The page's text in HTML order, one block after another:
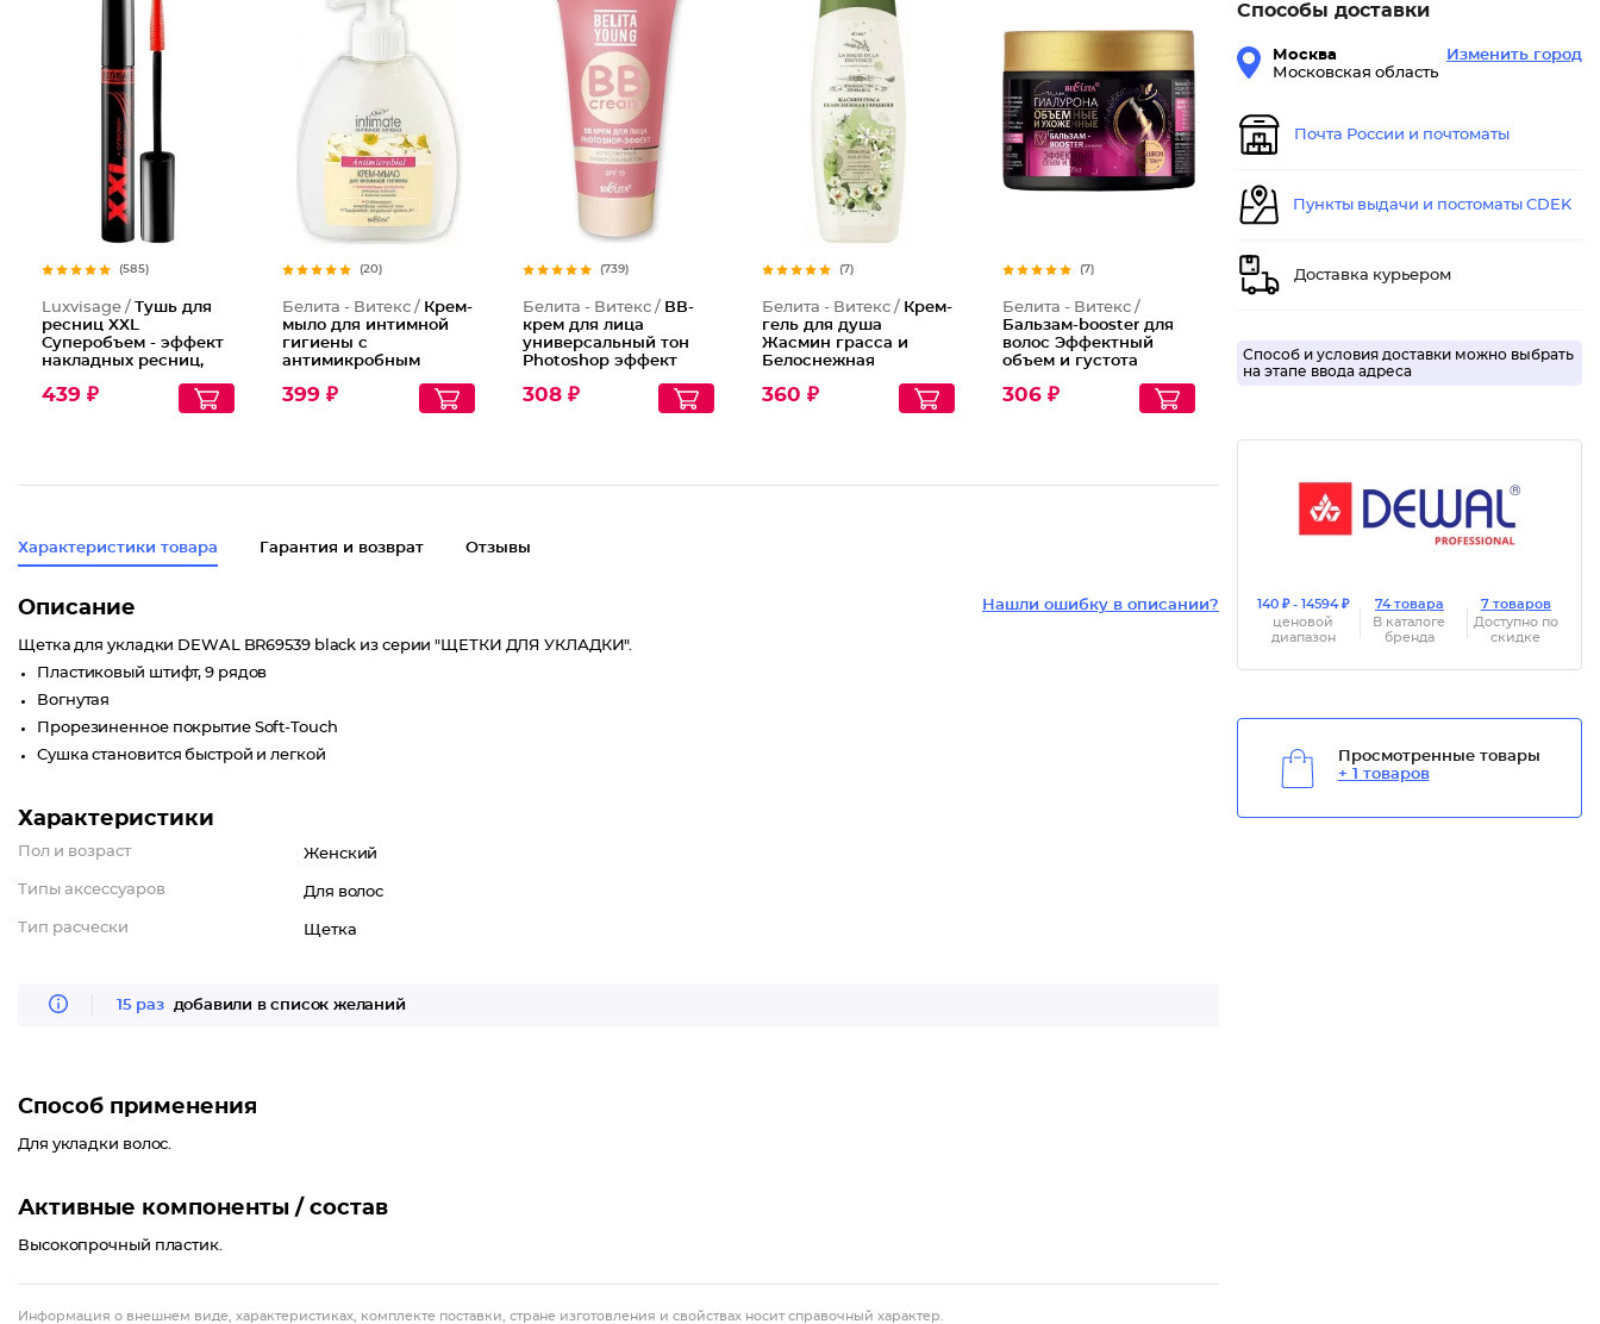
(585)
Luxvisage / Тушь для
ресниц XXL
Суперобъем - эффект
накладных ресниц,
439 ₽
(20)
Белита - Витекс / Крем-
мыло для интимной
гигиены с
антимикробным
399 ₽
(739)
Белита - Витекс / ВВ-
крем для лица
универсальный тон
Photoshop эффект
308 ₽
(7)
Белита - Витекс / Крем-
гель для душа
Жасмин грасса и
Белоснежная
Прованса
360 ₽
(7)
Белита - Витекс /
Бальзам-booster для
волос Эффектный
объем и густота
306 ₽
Характеристики товара Гарантия и возврат Отзывы
Нашли ошибку в описании?
Описание
Щетка для укладки DEWAL BR69539 black из серии "ЩЕТКИ ДЛЯ УКЛАДКИ".
Пластиковый штифт, 9 рядов
Вогнутая
Прорезиненное покрытие Soft-Touch
Сушка становится быстрой и легкой
Характеристики
Пол и возраст Женский
Типы аксессуаров Для волос
Тип расчески Щетка
15 раз добавили в список желаний
Способ применения
Для укладки волос.
Активные компоненты / состав
Высокопрочный пластик.
Информация о внешнем виде, характеристиках, комплекте поставки, стране изготовления и свойствах носит справочный характер.
Способы доставки
Москва
Московская область
Изменить город
Почта России и почтоматы
Пункты выдачи и постоматы CDEK
Доставка курьером
Способ и условия доставки можно выбрать
на этапе ввода адреса
140 ₽ - 14594 ₽
ценовой
диапазон
74 товара
В каталоге
бренда
7 товаров
Доступно по
скидке
Просмотренные товары
+ 1 товаров